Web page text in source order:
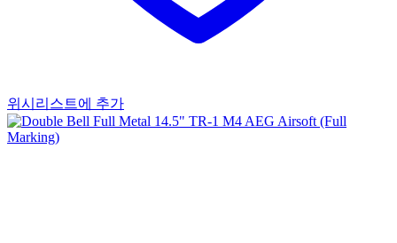
위시리스트에 추가